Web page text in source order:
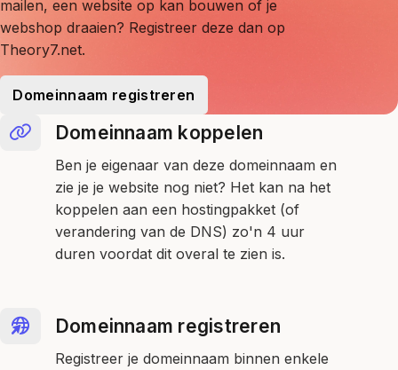
mailen, een website op kan bouwen of je
webshop draaien? Registreer deze dan op
Theory7.net.
Domeinnaam registreren
Domeinnaam koppelen
Ben je eigenaar van deze domeinnaam en
zie je je website nog niet? Het kan na het
koppelen aan een hostingpakket (of
verandering van de DNS) zo'n 4 uur
duren voordat dit overal te zien is.
Domeinnaam registreren
Registreer je domeinnaam binnen enkele